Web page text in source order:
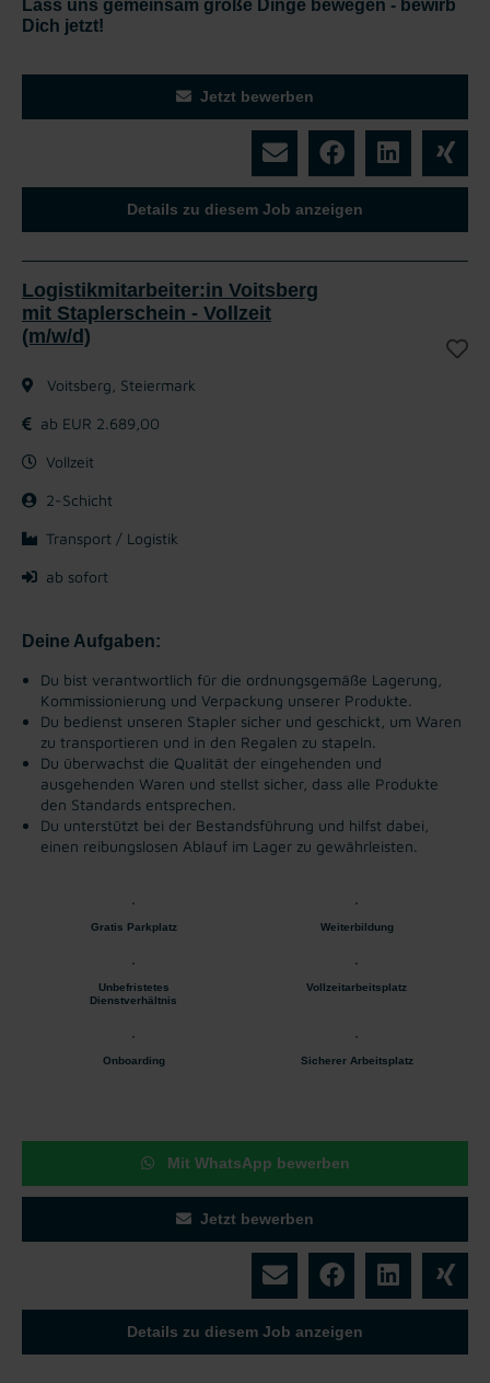
Lass uns gemeinsam große Dinge bewegen - bewirb
Dich jetzt!
Jetzt bewerben
Details zu diesem Job anzeigen
Logistikmitarbeiter:in Voitsberg
mit Staplerschein - Vollzeit
(m/w/d)
Voitsberg, Steiermark
ab EUR 2.689,00
Vollzeit
2-Schicht
Transport / Logistik
ab sofort
Deine Aufgaben:
Du bist verantwortlich für die ordnungsgemäße Lagerung,
Kommissionierung und Verpackung unserer Produkte.
Du bedienst unseren Stapler sicher und geschickt, um Waren
zu transportieren und in den Regalen zu stapeln.
Du überwachst die Qualität der eingehenden und
ausgehenden Waren und stellst sicher, dass alle Produkte
den Standards entsprechen.
Du unterstützt bei der Bestandsführung und hilfst dabei,
einen reibungslosen Ablauf im Lager zu gewährleisten.
Gratis Parkplatz Weiterbildung
Unbefristetes
Dienstverhältnis
Vollzeitarbeitsplatz
Onboarding Sicherer Arbeitsplatz
Mit WhatsApp bewerben
Jetzt bewerben
Details zu diesem Job anzeigen